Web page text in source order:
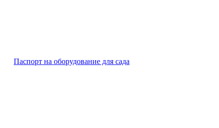
Паспорт на оборудование для сада